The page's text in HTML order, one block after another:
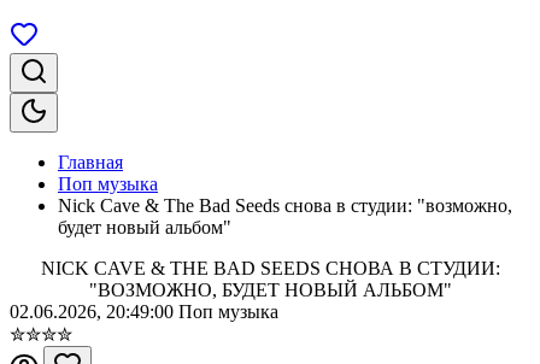
Главная
Поп музыка
Nick Cave & The Bad Seeds снова в студии: "возможно,
будет новый альбом"
NICK CAVE & THE BAD SEEDS СНОВА В СТУДИИ:
"ВОЗМОЖНО, БУДЕТ НОВЫЙ АЛЬБОМ"
02.06.2026, 20:49:00 Поп музыка
✮✮✮✮